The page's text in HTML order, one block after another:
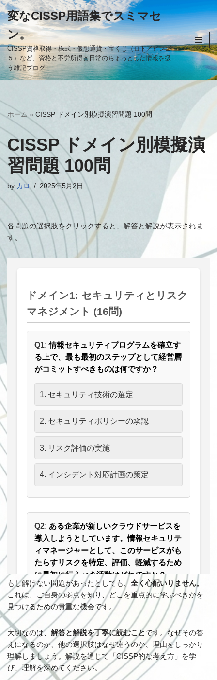
コ
ン
テ
ン
ツ
キ
ッ
プ
変なCISSP用語集でスミマセ
ン。
CISSP資格取得・株式・仮想通貨・宝くじ（ロト／ビンゴ
５）など、資格と不労所得と日常のちょっとした情報を扱
う雑記ブログ
ホーム » CISSP ドメイン別模擬演習問題 100問
CISSP ドメイン別模擬演
習問題 100問
by カロ 2025年5月2日
各問題の選択肢をクリックすると、解答と解説が表示されま
す。
もし解けない問題があったとしても、 全く心配いりません。
これは、ご自身の弱点を知り、どこを重点的に学ぶべきかを
見つけるための貴重な機会です。
大切なのは、 解答と解説を丁寧に読むことです。なぜその答
えになるのか、他の選択肢はなぜ違うのか、理由をしっかり
理解しましょう。解説を通じて「CISSP的な考え方」を学
び、理解を深めてください。